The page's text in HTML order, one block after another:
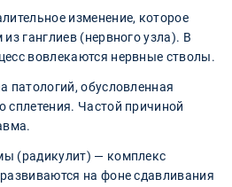
изменение, которое
ганглиев (нервного узла). В
вовлекаются нервные стволы.
патологий, обусловленная
сплетения. Частой причиной
(радикулит) — комплекс
на фоне сдавливания